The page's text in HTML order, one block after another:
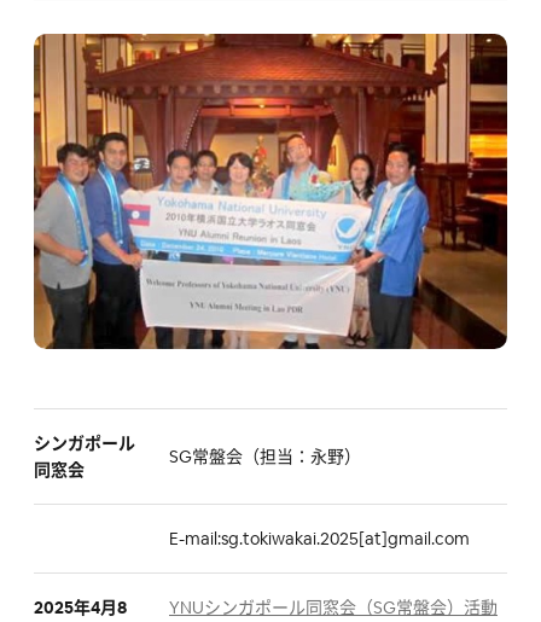
シンガポール
同窓会
SG常盤会（担当：永野）
E-mail:sg.tokiwakai.2025[at]gmail.com
2025年4月8
YNUシンガポール同窓会（SG常盤会）活動